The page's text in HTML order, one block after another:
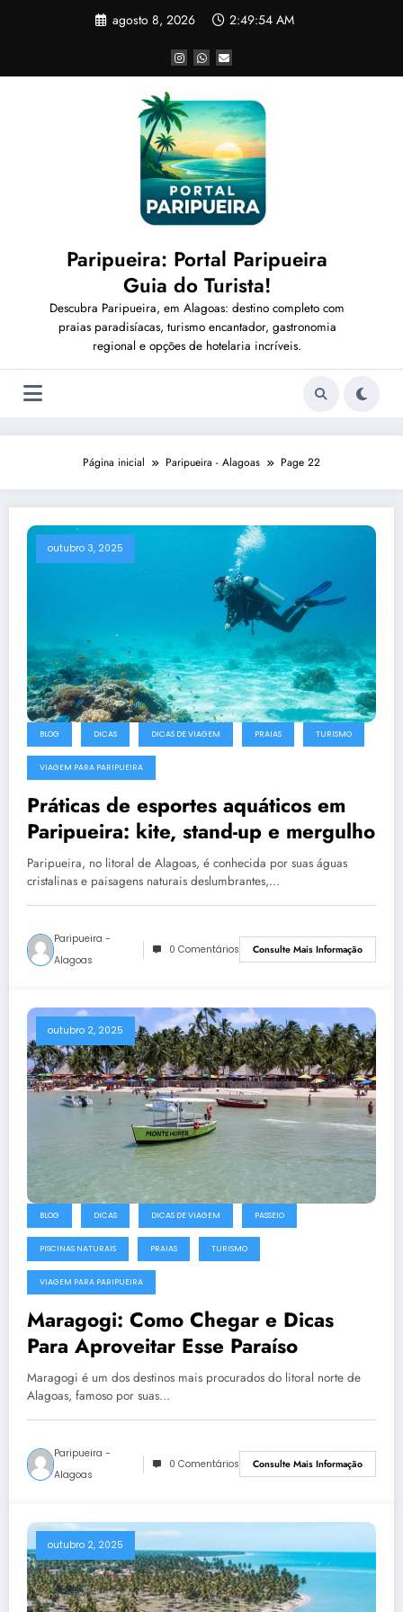
agosto 8, 2026 2:49:56 AM
Paripueira: Portal Paripueira
Guia do Turista!
Descubra Paripueira, em Alagoas: destino completo com
praias paradisíacas, turismo encantador, gastronomia
regional e opções de hotelaria incríveis.
Página inicial Paripueira - Alagoas Page 22
outubro 3, 2025
BLOG DICAS DICAS DE VIAGEM PRAIAS TURISMO
VIAGEM PARA PARIPUEIRA
Práticas de esportes aquáticos em
Paripueira: kite, stand-up e mergulho
Paripueira, no litoral de Alagoas, é conhecida por suas águas
cristalinas e paisagens naturais deslumbrantes,…
Paripueira -
Alagoas
0 Comentários Consulte Mais Informação
outubro 2, 2025
BLOG DICAS DICAS DE VIAGEM PASSEIO
PISCINAS NATURAIS PRAIAS TURISMO
VIAGEM PARA PARIPUEIRA
Maragogi: Como Chegar e Dicas
Para Aproveitar Esse Paraíso
Maragogi é um dos destinos mais procurados do litoral norte de
Alagoas, famoso por suas…
Paripueira -
Alagoas
0 Comentários Consulte Mais Informação
outubro 2, 2025